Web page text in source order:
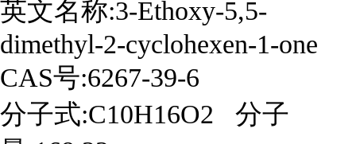
英文名称:3-Ethoxy-5,5-
dimethyl-2-cyclohexen-1-one
CAS号:6267-39-6
分子式:C10H16O2 分子